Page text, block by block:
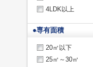
4LDK以上
●専有面積
20㎡以下
25㎡～30㎡